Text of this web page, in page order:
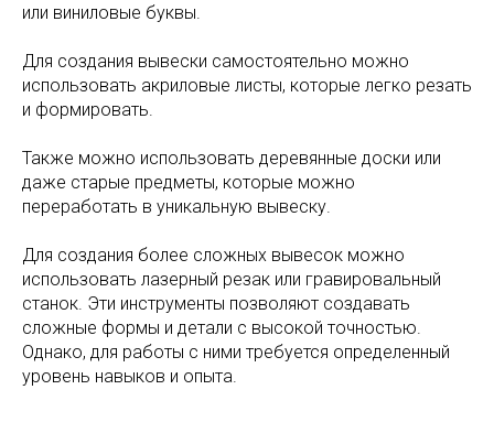
или виниловые буквы.
Для создания вывески самостоятельно можно
использовать акриловые листы, которые легко резать
и формировать.
Также можно использовать деревянные доски или
даже старые предметы, которые можно
переработать в уникальную вывеску.
Для создания более сложных вывесок можно
использовать лазерный резак или гравировальный
станок. Эти инструменты позволяют создавать
сложные формы и детали с высокой точностью.
Однако, для работы с ними требуется определенный
уровень навыков и опыта.